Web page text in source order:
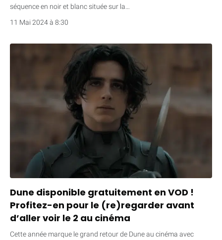
séquence en noir et blanc située sur la…
11 Mai 2024 à 8:30
Dune disponible gratuitement en VOD !
Profitez-en pour le (re)regarder avant
d’aller voir le 2 au cinéma
Cette année marque le grand retour de Dune au cinéma avec